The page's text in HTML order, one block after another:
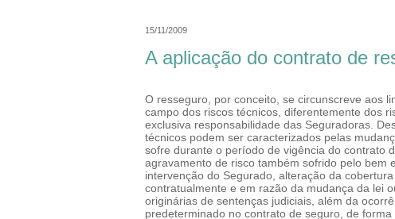
15/11/2009
A aplicação do contrato de
O resseguro, por conceito, se circunscreve aos
campo dos riscos técnicos, diferentemente dos
exclusiva responsabilidade das Seguradoras.
técnicos podem ser caracterizados pelas
sofre durante o período de vigência do contrato
agravamento de risco também sofrido pelo bem
intervenção do Segurado, alteração da
contratualmente e em razão da mudança da lei
originárias de sentenças judiciais, além da
predeterminado no contrato de seguro, de forma